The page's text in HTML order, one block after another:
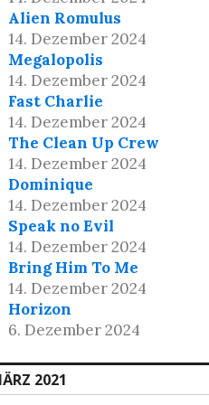
Alien Romulus
14. Dezember 2024
Megalopolis
14. Dezember 2024
Fast Charlie
14. Dezember 2024
The Clean Up Crew
14. Dezember 2024
Dominique
14. Dezember 2024
Speak no Evil
14. Dezember 2024
Bring Him To Me
14. Dezember 2024
Horizon
6. Dezember 2024
2021